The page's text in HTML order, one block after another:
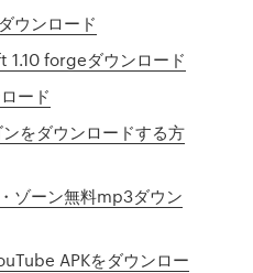
ウンロード
forgeダウンロード
ード
をダウンロードする方
ゾーン無料mp3ダウン
APKをダウンロー